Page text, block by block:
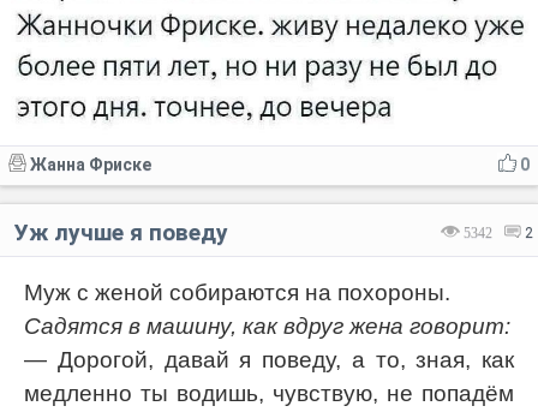
0
Жанна Фриске
5342 2
Уж лучше я поведу
Муж с женой собираются на похороны.
Садятся в машину, как вдруг жена говорит:
— Дорогой, давай я поведу, а то, зная, как
медленно ты водишь, чувствую, не попадём